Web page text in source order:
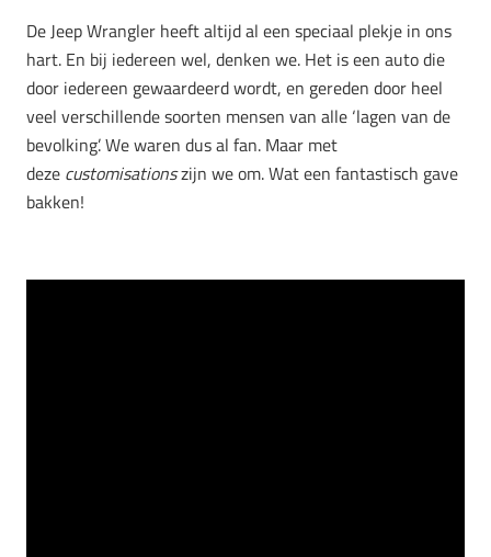
De Jeep Wrangler heeft altijd al een speciaal plekje in ons
hart. En bij iedereen wel, denken we. Het is een auto die
door iedereen gewaardeerd wordt, en gereden door heel
veel verschillende soorten mensen van alle ‘lagen van de
bevolking’. We waren dus al fan. Maar met
deze customisationszijn we om. Wat een fantastisch gave
bakken!